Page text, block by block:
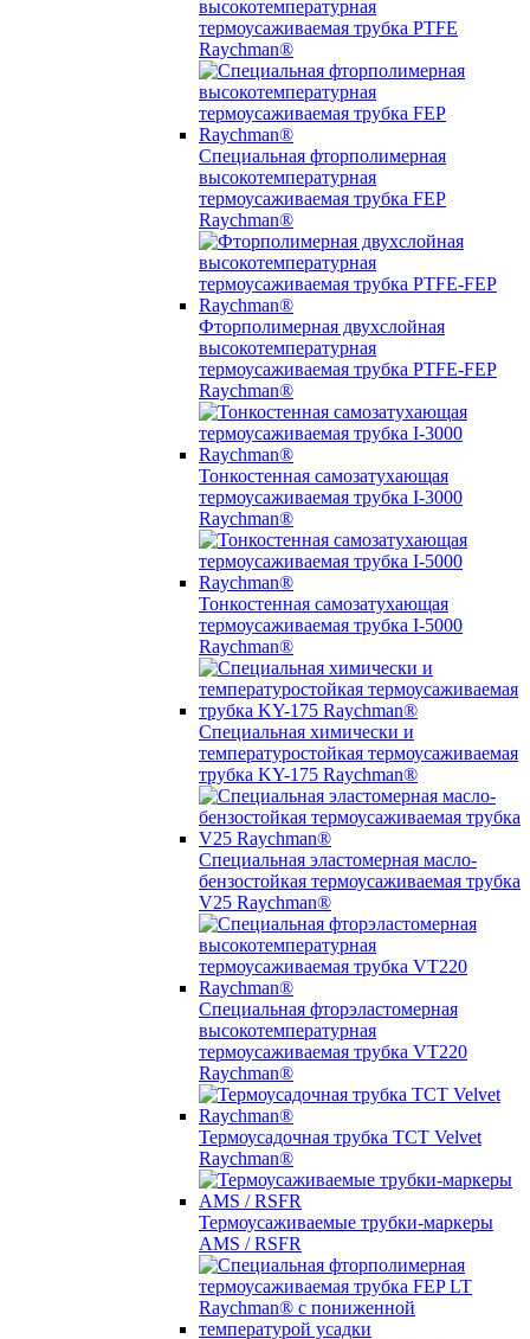
высокотемпературная
термоусаживаемая трубка PTFE
Raychman®
Специальная фторполимерная
высокотемпературная
термоусаживаемая трубка FEP
Raychman®
Фторполимерная двухслойная
высокотемпературная
термоусаживаемая трубка PTFE-FEP
Raychman®
Тонкостенная самозатухающая
термоусаживаемая трубка I-3000
Raychman®
Тонкостенная самозатухающая
термоусаживаемая трубка I-5000
Raychman®
Специальная химически и
температуростойкая термоусаживаемая
трубка KY-175 Raychman®
Специальная эластомерная масло-
бензостойкая термоусаживаемая трубка
V25 Raychman®
Специальная фторэластомерная
высокотемпературная
термоусаживаемая трубка VT220
Raychman®
Термоусадочная трубка TCT Velvet
Raychman®
Термоусаживаемые трубки-маркеры
AMS / RSFR